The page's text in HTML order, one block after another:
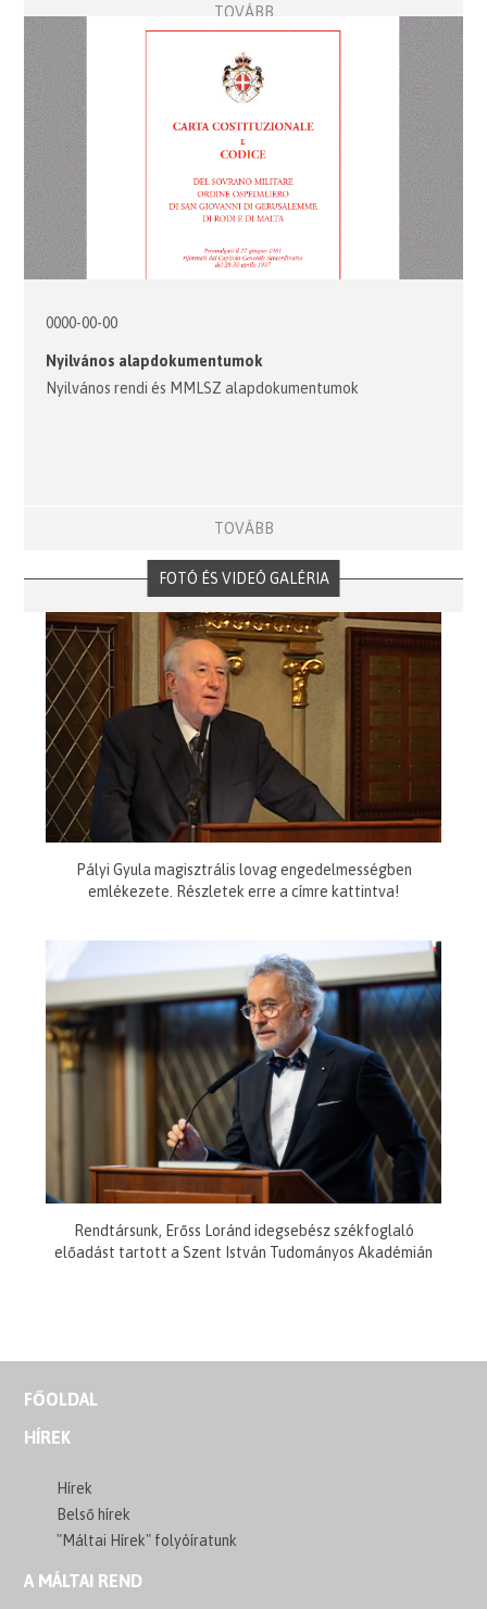
TOVÁBB
0000-00-00
Nyilvános alapdokumentumok
Nyilvános rendi és MMLSZ alapdokumentumok
TOVÁBB
FOTÓ ÉS VIDEÓ GALÉRIA
Pályi Gyula magisztrális lovag engedelmességben
emlékezete. Részletek erre a címre kattintva!
Rendtársunk, Erőss Loránd idegsebész székfoglaló
előadást tartott a Szent István Tudományos Akadémián
FŐOLDAL
HÍREK
Hírek
Belső hírek
"Máltai Hírek" folyóíratunk
A MÁLTAI REND